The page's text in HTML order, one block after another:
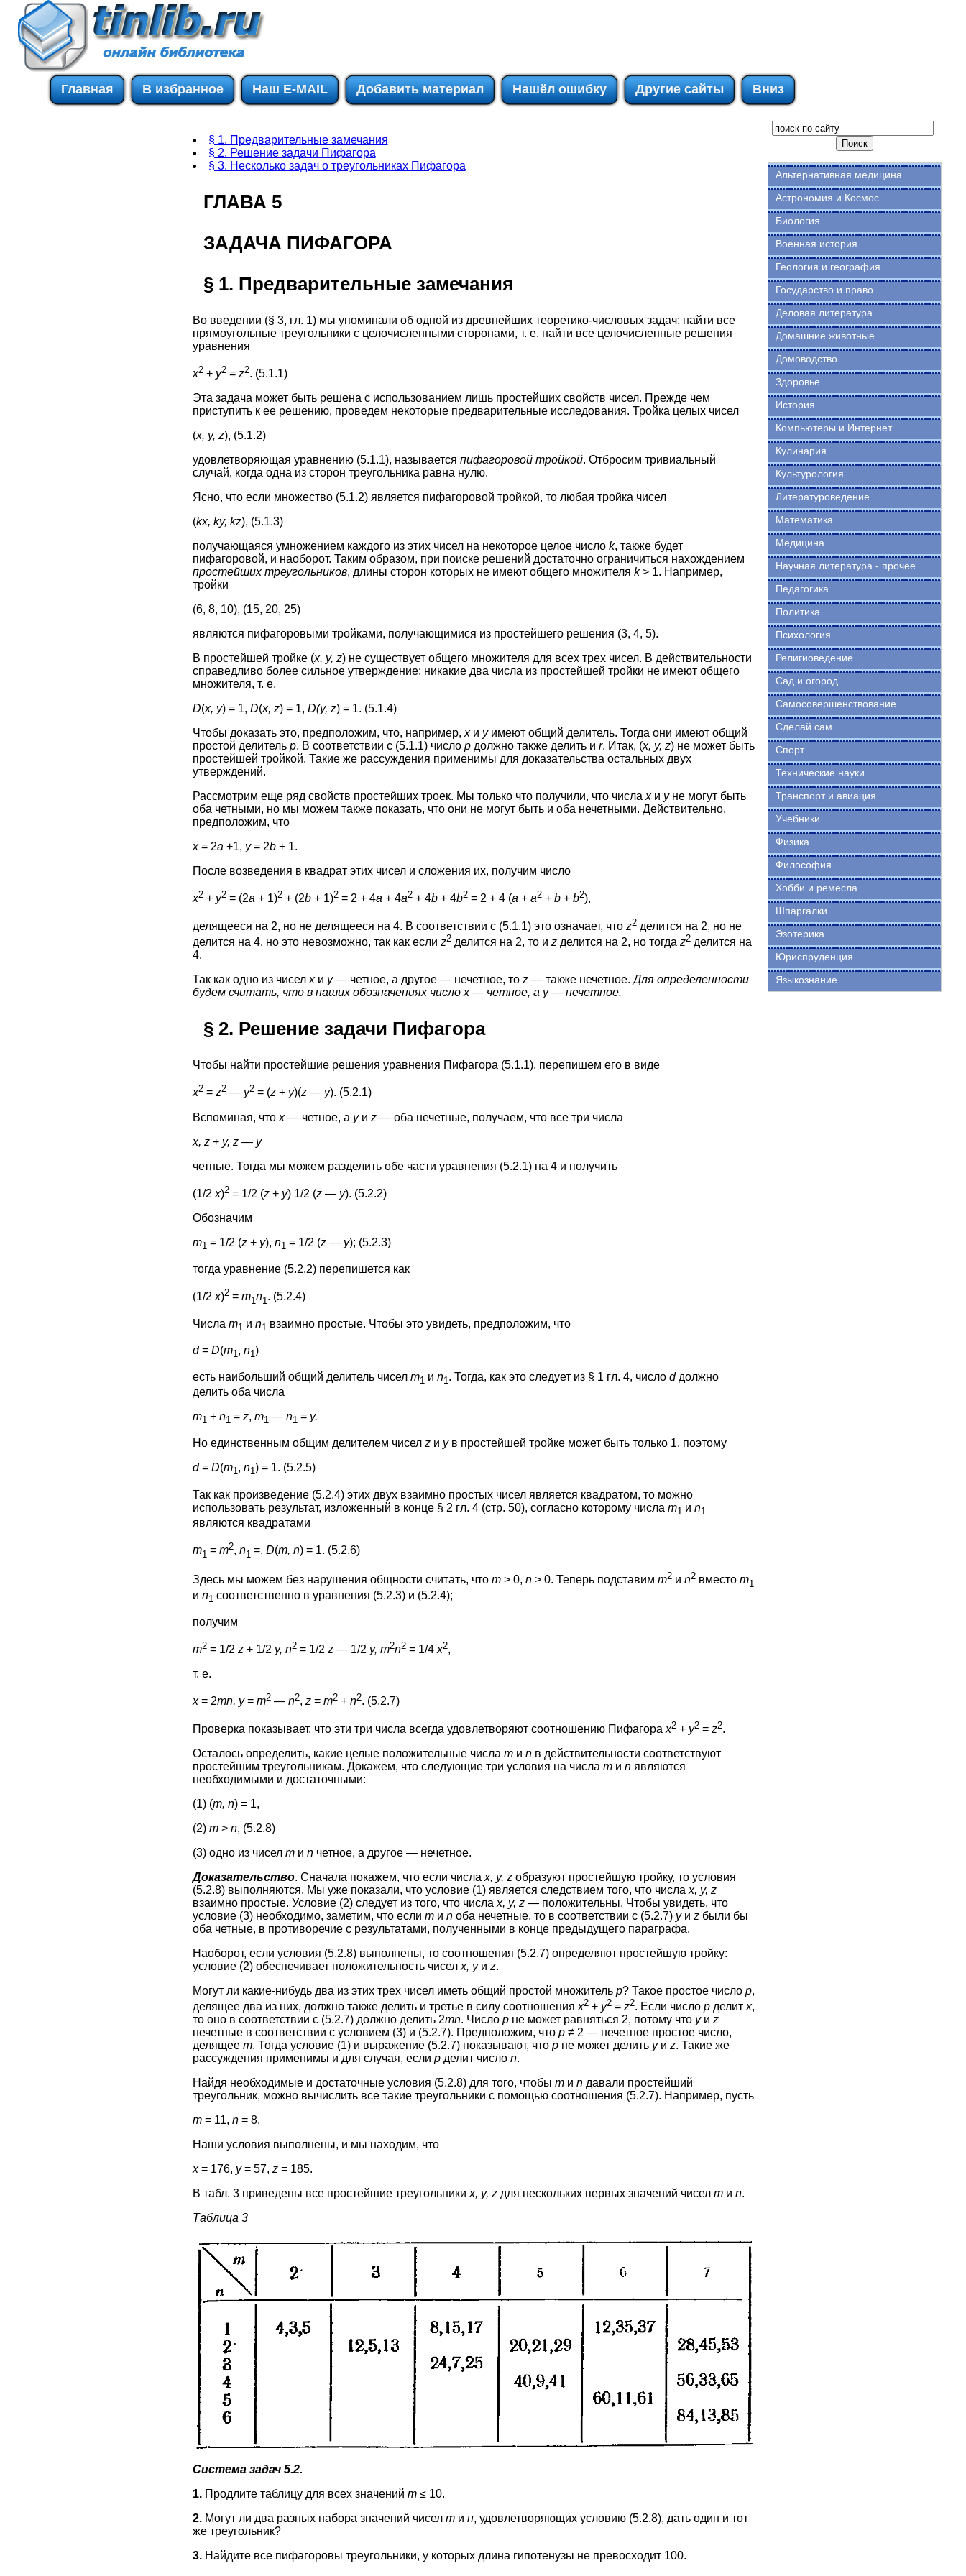
Главная В избранное Наш E-MAIL Добавить материал Нашёл ошибку Другие сайты Вниз
§ 1. Предварительные замечания
§ 2. Решение задачи Пифагора
§ 3. Несколько задач о треугольниках Пифагора
ГЛАВА 5
ЗАДАЧА ПИФАГОРА
§ 1. Предварительные замечания
Во введении (§ 3, гл. 1) мы упоминали об одной из древнейших теоретико-числовых задач: найти все
прямоугольные треугольники с целочисленными сторонами, т. е. найти все целочисленные решения
уравнения
х2+ y2= z2. (5.1.1)
Эта задача может быть решена с использованием лишь простейших свойств чисел. Прежде чем
приступить к ее решению, проведем некоторые предварительные исследования. Тройка целых чисел
(х, у, z), (5.1.2)
удовлетворяющая уравнению (5.1.1), называется пифагоровой тройкой. Отбросим тривиальный
случай, когда одна из сторон треугольника равна нулю.
Ясно, что если множество (5.1.2) является пифагоровой тройкой, то любая тройка чисел
(kx, ky, kz), (5.1.3)
получающаяся умножением каждого из этих чисел на некоторое целое число k, также будет
пифагоровой, и наоборот. Таким образом, при поиске решений достаточно ограничиться нахождением
простейших треугольников, длины сторон которых не имеют общего множителя k> 1. Например,
тройки
(6, 8, 10), (15, 20, 25)
являются пифагоровыми тройками, получающимися из простейшего решения (3, 4, 5).
В простейшей тройке (x, у, z) не существует общего множителя для всех трех чисел. В действительности
справедливо более сильное утверждение: никакие два числа из простейшей тройки не имеют общего
множителя, т. е.
D(x, y) = 1, D(x, z) = 1, D(y, z) = 1. (5.1.4)
Чтобы доказать это, предположим, что, например, хи уимеют общий делитель. Тогда они имеют общий
простой делитель р. В соответствии с (5.1.1) число рдолжно также делить и r. Итак, (х, у, z) не может быть
простейшей тройкой. Такие же рассуждения применимы для доказательства остальных двух
утверждений.
Рассмотрим еще ряд свойств простейших троек. Мы только что получили, что числа хи уне могут быть
оба четными, но мы можем также показать, что они не могут быть и оба нечетными. Действительно,
предположим, что
x= 2a +1, y= 2b+ 1.
После возведения в квадрат этих чисел и сложения их, получим число
x2+ y2= (2a+ 1)2+ (2b+ 1)2= 2 + 4а+ 4a2+ 4b+ 4b2= 2 + 4 (а+ а2+ b+ b2),
делящееся на 2, но не делящееся на 4. В соответствии с (5.1.1) это означает, что z2делится на 2, но не
делится на 4, но это невозможно, так как если z2делится на 2, то и zделится на 2, но тогда z2делится на
4.
Так как одно из чисел хи у— четное, а другое — нечетное, то z— также нечетное.Для определенности
будем считать, что в наших обозначениях число х — четное, а у — нечетное.
§ 2. Решение задачи Пифагора
Чтобы найти простейшие решения уравнения Пифагора (5.1.1), перепишем его в виде
x2= z2— y2= (z+ y)(z — y). (5.2.1)
Вспоминая, что х— четное, а уи z— оба нечетные, получаем, что все три числа
х, z+ y, z — y
четные. Тогда мы можем разделить обе части уравнения (5.2.1) на 4 и получить
(1/2 x)2= 1/2 (z+ y) 1/2 (z — y). (5.2.2)
Обозначим
m1 = 1/2 (z+ y), n1 = 1/2 (z — y); (5.2.3)
тогда уравнение (5.2.2) перепишется как
(1/2x)2 = m1n1 . (5.2.4)
Числа m1 и n1 взаимно простые. Чтобы это увидеть, предположим, что
d= D(m1, n1)
есть наибольший общий делитель чисел m1 и n1. Тогда, как это следует из § 1 гл. 4, число dдолжно
делить оба числа
m1 + n1 = z, m1 — n1 = y.
Но единственным общим делителем чисел zи ув простейшей тройке может быть только 1, поэтому
d= D(m1, n1) = 1. (5.2.5)
Так как произведение (5.2.4) этих двух взаимно простых чисел является квадратом, то можно
использовать результат, изложенный в конце § 2 гл. 4 (стр. 50), согласно которому числа m1 и n1
являются квадратами
m1 = m2, n1 =, D(m, n) = 1. (5.2.6)
Здесь мы можем без нарушения общности считать, что m> 0, n> 0. Теперь подставим m2и n2вместо m1
и n1 соответственно в уравнения (5.2.3) и (5.2.4);
получим
m2 = 1/2 z+ 1/2 y, n2 = 1/2 z— 1/2 y, m2n2 = 1/4 x2,
т. е.
x= 2mn, y= m2— n2, z= m2+ n2. (5.2.7)
Проверка показывает, что эти три числа всегда удовлетворяют соотношению Пифагора х2+ у2= z2.
Осталось определить, какие целые положительные числа mи nв действительности соответствуют
простейшим треугольникам. Докажем, что следующие три условия на числа mи nявляются
необходимыми и достаточными:
(1) (m, n) = 1,
(2) m>n, (5.2.8)
(3) одно из чисел mи nчетное, а другое — нечетное.
Доказательство. Сначала покажем, что если числа х, у, zобразуют простейшую тройку, то условия
(5.2.8) выполняются. Мы уже показали, что условие (1) является следствием того, что числа х, у, z
взаимно простые. Условие (2) следует из того, что числа х, у, z — положительны. Чтобы увидеть, что
условие (3) необходимо, заметим, что если mи n оба нечетные, то в соответствии с (5.2.7) уи zбыли бы
оба четные, в противоречие с результатами, полученными в конце предыдущего параграфа.
Наоборот, если условия (5.2.8) выполнены, то соотношения (5.2.7) определяют простейшую тройку:
условие (2) обеспечивает положительность чисел х, уи z.
Могут ли какие-нибудь два из этих трех чисел иметь общий простой множитель р? Такое простое число р,
делящее два из них, должно также делить и третье в силу соотношения х2+ у2= z2. Если число рделит х,
то оно в соответствии с (5.2.7) должно делить 2mn. Число рне может равняться 2, потому что уи z
нечетные в соответствии с условием (3) и (5.2.7). Предположим, что р ≠2 — нечетное простое число,
делящее m. Тогда условие (1) и выражение (5.2.7) показывают, что рне может делить уи z. Такие же
рассуждения применимы и для случая, если рделит число n.
Найдя необходимые и достаточные условия (5.2.8) для того, чтобы mи nдавали простейший
треугольник, можно вычислить все такие треугольники с помощью соотношения (5.2.7). Например, пусть
m = 11, n= 8.
Наши условия выполнены, и мы находим, что
х= 176, у= 57, z= 185.
В табл. 3 приведены все простейшие треугольники х, у, zдля нескольких первых значений чисел ти n.
Таблица 3
Система задач 5.2.
1.Продлите таблицу для всех значений m≤ 10.
2.Могут ли два разных набора значений чисел mи п, удовлетворяющих условию (5.2.8), дать один и тот
же треугольник?
3.Найдите все пифагоровы треугольники, у которых длина гипотенузы не превосходит 100.
Альтернативная медицина
Астрономия и Космос
Биология
Военная история
Геология и география
Государство и право
Деловая литература
Домашние животные
Домоводство
Здоровье
История
Компьютеры и Интернет
Кулинария
Культурология
Литературоведение
Математика
Медицина
Научная литература - прочее
Педагогика
Политика
Психология
Религиоведение
Сад и огород
Самосовершенствование
Сделай сам
Спорт
Технические науки
Транспорт и авиация
Учебники
Физика
Философия
Хобби и ремесла
Шпаргалки
Эзотерика
Юриспруденция
Языкознание